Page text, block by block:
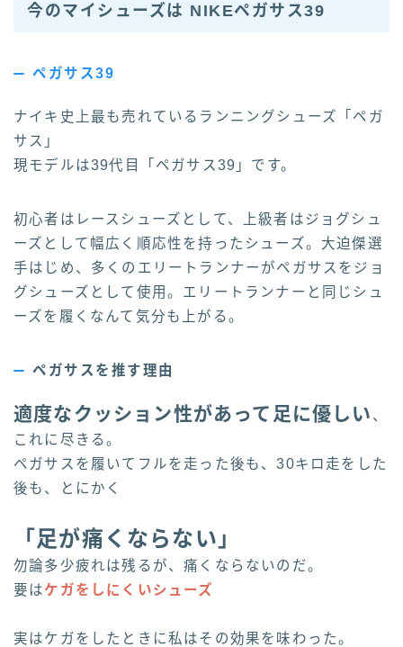
今のマイシューズは NIKEペガサス39
ペガサス39
ナイキ史上最も売れているランニングシューズ「ペガ
サス」
現モデルは39代目「ペガサス39」です。
初心者はレースシューズとして、上級者はジョグシュ
ーズとして幅広く順応性を持ったシューズ。大迫傑選
手はじめ、多くのエリートランナーがペガサスをジョ
グシューズとして使用。エリートランナーと同じシュ
ーズを履くなんて気分も上がる。
ペガサスを推す理由
適度なクッション性があって足に優しい 、
これに尽きる。
ペガサスを履いてフルを走った後も、30キロ走をした
後も、とにかく
「足が痛くならない」
勿論多少疲れは残るが、痛くならないのだ。
要はケガをしにくいシューズ
実はケガをしたときに私はその効果を味わった。